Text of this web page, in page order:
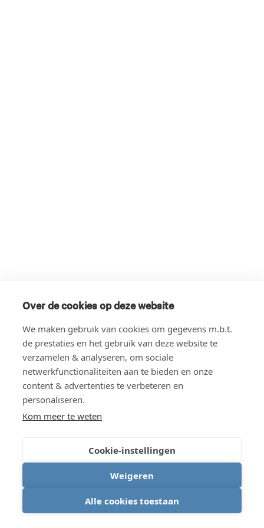
Over de cookies op deze website
We maken gebruik van cookies om gegevens m.b.t.
de prestaties en het gebruik van deze website te
verzamelen & analyseren, om sociale
netwerkfunctionaliteiten aan te bieden en onze
content & advertenties te verbeteren en
personaliseren.
Kom meer te weten
Cookie-instellingen
Weigeren
Alle cookies toestaan